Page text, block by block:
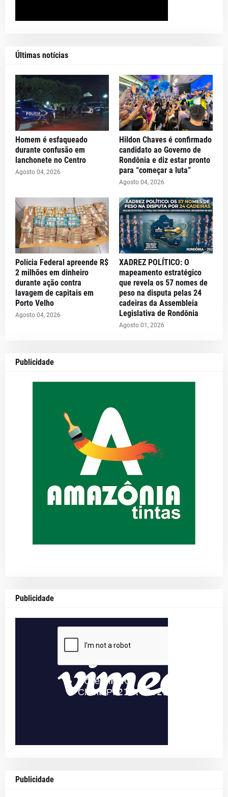
Últimas notícias
Homem é esfaqueado
durante confusão em
lanchonete no Centro
Agosto 04, 2026
Hildon Chaves é confirmado
candidato ao Governo de
Rondônia e diz estar pronto
para “começar a luta”
Agosto 04, 2026
Polícia Federal apreende R$
2 milhões em dinheiro
durante ação contra
lavagem de capitais em
Porto Velho
Agosto 04, 2026
XADREZ POLÍTICO: O
mapeamento estratégico
que revela os 57 nomes de
peso na disputa pelas 24
cadeiras da Assembleia
Legislativa de Rondônia
Agosto 01, 2026
Publicidade
Publicidade
Publicidade